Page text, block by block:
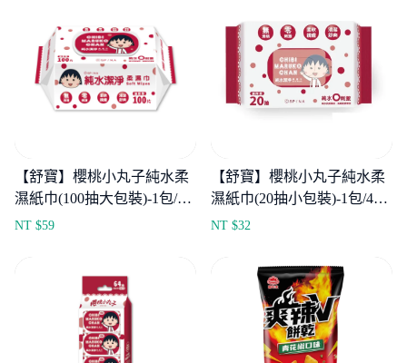
【舒寶】櫻桃小丸子純水柔
濕紙巾(100抽大包裝)-1包/3
包
NT $59
【舒寶】櫻桃小丸子純水柔
濕紙巾(20抽小包裝)-1包/4
包/12包
NT $32